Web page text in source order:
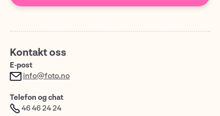
Kontakt oss
E-post
info@foto.no
Telefon og chat
46 46 24 24